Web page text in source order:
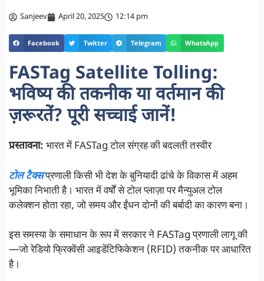
Sanjeev April 20, 2025 12:14 pm
Facebook Twitter Telegram WhatsApp
FASTag Satellite Tolling:
भविष्य की तकनीक या वर्तमान की
ज़रूरतें? पूरी सच्चाई जानें!
प्रस्तावना: भारत में FASTag टोल संग्रह की बदलती तस्वीर
टोल टैक्सप्रणाली किसी भी देश के बुनियादी ढांचे के विकास में अहम
भूमिका निभाती है। भारत में वर्षों से टोल प्लाज़ा पर मैन्युअल टोल
कलेक्शन होता रहा, जो समय और ईंधन दोनों की बर्बादी का कारण बना।
इस समस्या के समाधान के रूप में सरकार ने FASTag प्रणाली लागू की
—जो रेडियो फ्रिक्वेंसी आइडेंटिफिकेशन (RFID) तकनीक पर आधारित
है।